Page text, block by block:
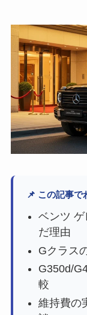
📌 この記事で
ベンツ
だ理由
Gクラス
G350d/
較
維持費の